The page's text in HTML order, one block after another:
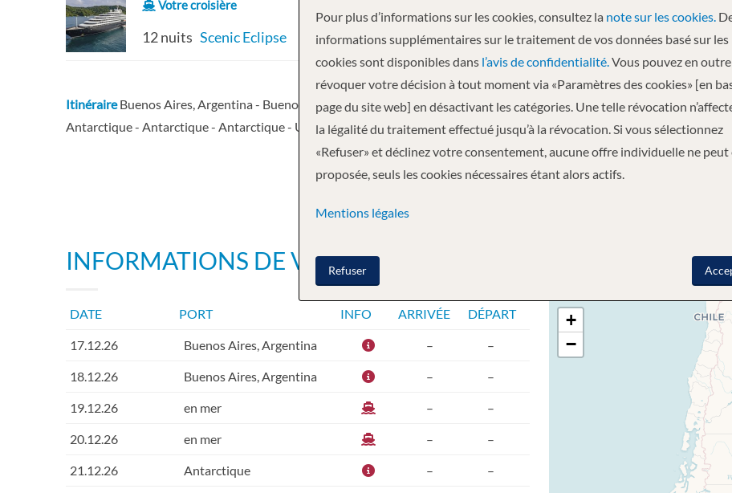
Votre croisière
12 nuits Scenic Eclipse 17.12.2026
ItinéraireBuenos Aires, Argentina - Buenos Aires, Argentina - Antarctique - Antarctique - Antarctique -
Antarctique - Antarctique - Antarctique - Ushuaia - Buenos Aires, Argentinaplus
INFORMATIONS DE VOYAGE
DATE PORT INFO ARRIVÉE DÉPART
17.12.26 Buenos Aires, Argentina – –
18.12.26 Buenos Aires, Argentina – –
19.12.26 en mer – –
20.12.26 en mer – –
21.12.26 Antarctique – –
+
−
Pour plus d’informations sur les cookies, consultez la note sur les cookies.
informations supplémentaires sur le traitement de vos données basé sur les
cookies sont disponibles dans l’avis de confidentialité.Vous pouvez en outre
révoquer votre décision à tout moment via «Paramètres des cookies» [en
page du site web] en désactivant les catégories. Une telle révocation
la légalité du traitement effectué jusqu’à la révocation. Si vous sélectionnez
«Refuser» et déclinez votre consentement, aucune offre individuelle ne
proposée, seuls les cookies nécessaires étant alors actifs.
Mentions légales
Refuser